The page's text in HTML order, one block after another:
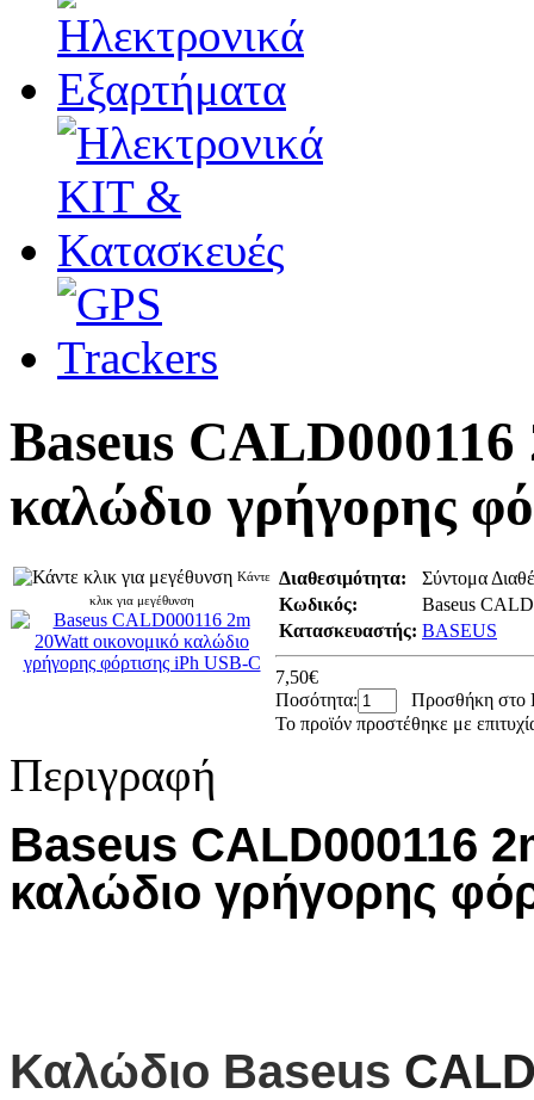
Baseus CALD000116
καλώδιο γρήγορης
Κάντε
κλικ για μεγέθυνση
Διαθεσιμότητα:
Σύντομα
Κωδικός:
Baseus
Κατασκευαστής: BASEUS
7,50€
Ποσότητα:
Προσθήκη στο
Το προϊόν προστέθηκε με
Περιγραφή
Baseus CALD000116 2
καλώδιο γρήγορης
Καλώδιο Baseus